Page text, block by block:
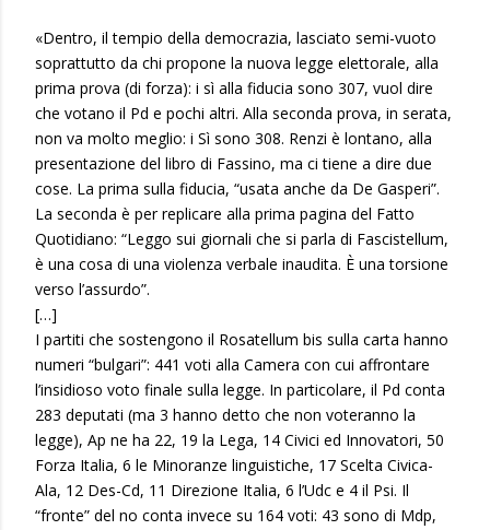
«Dentro, il tempio della democrazia, lasciato semi-vuoto
soprattutto da chi propone la nuova legge elettorale, alla
prima prova (di forza): i sì alla fiducia sono 307, vuol dire
che votano il Pd e pochi altri. Alla seconda prova, in serata,
non va molto meglio: i Sì sono 308. Renzi è lontano, alla
presentazione del libro di Fassino, ma ci tiene a dire due
cose. La prima sulla fiducia, “usata anche da De Gasperi”.
La seconda è per replicare alla prima pagina del Fatto
Quotidiano: “Leggo sui giornali che si parla di Fascistellum,
è una cosa di una violenza verbale inaudita. È una torsione
verso l’assurdo”.
[…]
I partiti che sostengono il Rosatellum bis sulla carta hanno
numeri “bulgari”: 441 voti alla Camera con cui affrontare
l’insidioso voto finale sulla legge. In particolare, il Pd conta
283 deputati (ma 3 hanno detto che non voteranno la
legge), Ap ne ha 22, 19 la Lega, 14 Civici ed Innovatori, 50
Forza Italia, 6 le Minoranze linguistiche, 17 Scelta Civica-
Ala, 12 Des-Cd, 11 Direzione Italia, 6 l’Udc e 4 il Psi. Il
“fronte” del no conta invece su 164 voti: 43 sono di Mdp,